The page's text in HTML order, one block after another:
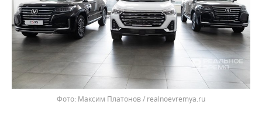
Максим Платонов / realnoevremya.ru